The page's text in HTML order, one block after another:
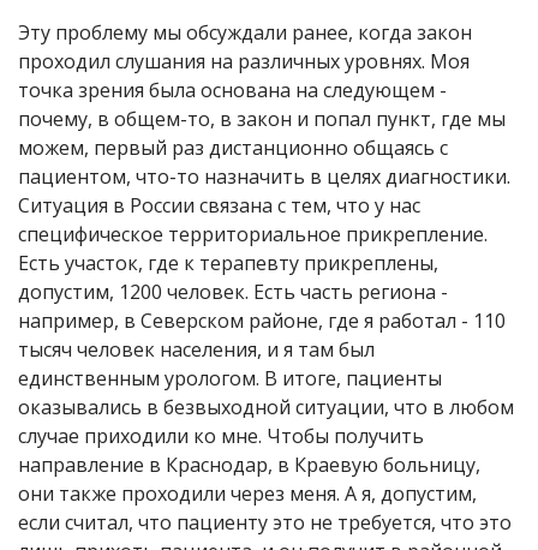
Эту проблему мы обсуждали ранее, когда закон
проходил слушания на различных уровнях. Моя
точка зрения была основана на следующем -
почему, в общем-то, в закон и попал пункт, где мы
можем, первый раз дистанционно общаясь с
пациентом, что-то назначить в целях диагностики.
Ситуация в России связана с тем, что у нас
специфическое территориальное прикрепление.
Есть участок, где к терапевту прикреплены,
допустим, 1200 человек. Есть часть региона -
например, в Северском районе, где я работал - 110
тысяч человек населения, и я там был
единственным урологом. В итоге, пациенты
оказывались в безвыходной ситуации, что в любом
случае приходили ко мне. Чтобы получить
направление в Краснодар, в Краевую больницу,
они также проходили через меня. А я, допустим,
если считал, что пациенту это не требуется, что это